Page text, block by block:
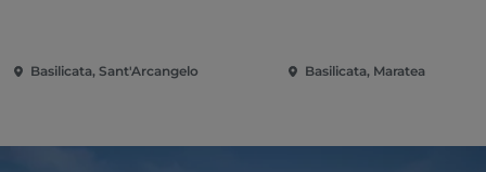
Basilicata, Sant'Arcangelo Basilicata, Maratea